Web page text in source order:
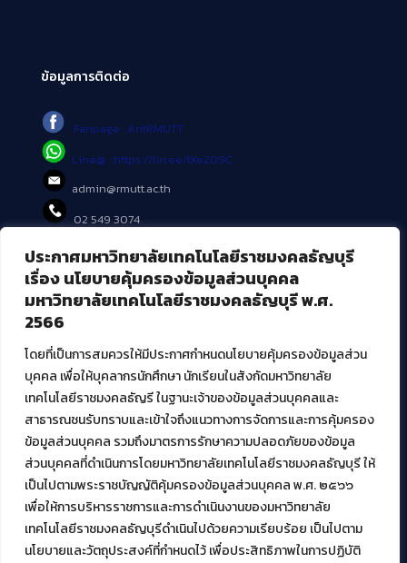
ประกาศมหาวิทยาลัยเทคโนโลยีราชมงคลธัญบุรี
เรื่อง นโยบายคุ้มครองข้อมูลส่วนบุคคล
มหาวิทยาลัยเทคโนโลยีราชมงคลธัญบุรี พ.ศ.
2566
โดยที่เป็นการสมควรให้มีประกาศกำหนดนโยบายคุ้มครองข้อมูลส่วน
บุคคล เพื่อให้บุคลากรนักศึกษา นักเรียนในสังกัดมหาวิทยาลัย
เทคโนโลยีราชมงคลธัญรี ในฐานะเจ้าของข้อมูลส่วนบุคคลและ
สาธารณชนรับทราบและเข้าใจถึงแนวทางการจัดการและการคุ้มครอง
ข้อมูลส่วนบุคคล รวมถึงมาตรการรักษาความปลอดภัยของข้อมูล
ส่วนบุคคลที่ดำเนินการโดยมหาวิทยาลัยเทคโนโลยีราชมงคลธัญบุรี ให้
เป็นไปตามพระราชบัญญัติคุ้มครองข้อมูลส่วนบุคคล พ.ศ. ๒๕๖๖
เพื่อให้การบริหารราชการและการดำเนินงานของมหาวิทยาลัย
เทคโนโลยีราชมงคลธัญบุรีดำเนินไปด้วยความเรียบร้อย เป็นไปตาม
นโยบายและวัตถุประสงค์ที่กำหนดไว้ เพื่อประสิทธิภาพในการปฏิบัติ
ข้อมูลการติดต่อ
Fanpage : AritRMUTT
Line@ : https://lin.ee/tXe209C
admin@rmutt.ac.th
02 549 3074
บริการอื่นๆ ของ สวส.
ศูนย์สื่อดิจิทัล
ศูนย์นวัตกรรมและความรู้
สมัยใหม่ (MoSeC)
งานบริการวิชาการให้กับหน่วยงานภายนอก
โครงการส่งเสริมและพัฒนาผู้ประกอบการ SME โดย. มทร.ธัญบุรี
กิจกรรมการเชื่อมโยงเครือข่ายผู้ให้บริการเครื่องจักรกลทางการ
เกษตร ภายใต้โครงการส่งเสริมการรแปรรูปสินค้าเกษตรระดับชุมชน
กรมส่งเสริมอุตสาหกรรม
โครงการยกระดับเศรษฐกิจและสังคมรายตำบลแบบบูรณาการ (1
ตำบล 1 มหาวิทยาลัย)